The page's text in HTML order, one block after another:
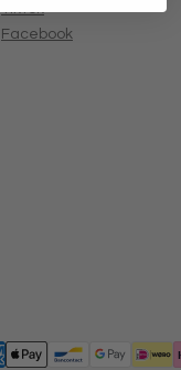
TikTok
Facebook